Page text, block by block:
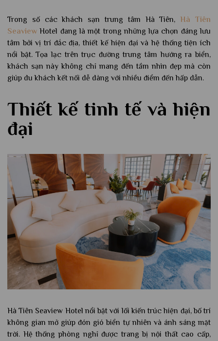
Trong số các khách sạn trung tâm Hà Tiên, Hà Tiên
Seaview Hotel đang là một trong những lựa chọn đáng lưu
tâm bởi vị trí đắc địa, thiết kế hiện đại và hệ thống tiện ích
nổi bật. Tọa lạc trên trục đường trung tâm hướng ra biển,
khách sạn này không chỉ mang đến tầm nhìn đẹp mà còn
giúp du khách kết nối dễ dàng với nhiều điểm đến hấp dẫn.
Thiết kế tinh tế và hiện
đại
Hà Tiên Seaview Hotel nổi bật với lối kiến trúc hiện đại, bố trí
không gian mở giúp đón gió biển tự nhiên và ánh sáng mặt
trời. Hệ thống phòng nghỉ được trang bị nội thất cao cấp,